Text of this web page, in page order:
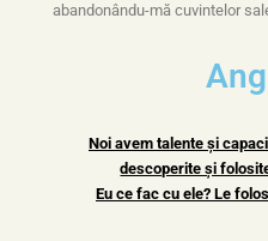
abandonându-mă cuvintelor
Noi avem talente și
descoperite și
Eu ce fac cu ele? Le